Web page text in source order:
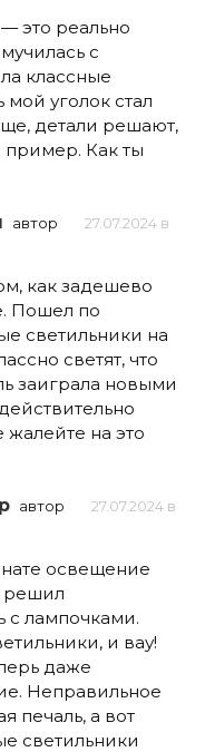
это реально
с
классные
мой уголок стал
детали решают,
Как ты
автор
27.07.2024 в
как задешево
Пошел по
светильники на
светят, что
заиграла новыми
жалейте на это
автор
27.07.2024 в
освещение
решил
с лампочками.
и вау!
даже
Неправильное
печаль, а вот
светильники